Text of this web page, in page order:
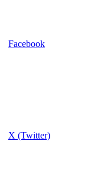
Facebook
X (Twitter)